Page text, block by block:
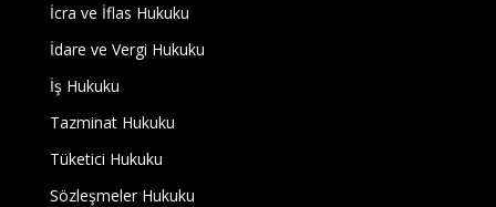
İcra ve İflas Hukuku
İdare ve Vergi Hukuku
İş Hukuku
Tazminat Hukuku
Tüketici Hukuku
Sözleşmeler Hukuku